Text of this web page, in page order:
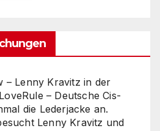
– Lenny Kravitz in der
– Deutsche Cis-
die Lederjacke an.
Lenny Kravitz und